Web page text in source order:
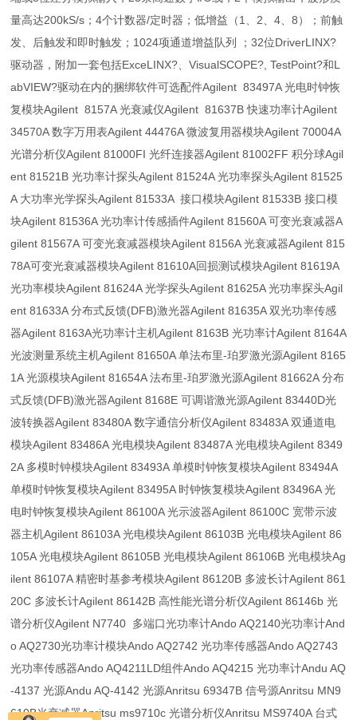
量高达200kS/s；4个计数器/定时器；低增益（1、2、4、8）；前触
发、后触发和即时触发；1024项通道增益队列 ；32位DriverLINX?
驱动器，附加一套包括ExceLINX?、VisualSCOPE?, TestPoint?和L
abVIEW?驱动在内的捆绑软件可选配件Agilent 83497A 光电时钟恢
复模块Agilent 8157A 光衰减仪Agilent 81637B 快速功率计Agilent
34570A 数字万用表Agilent 44476A 微波复用器模块Agilent 70004A
光谱分析仪Agilent 81000FI 光纤连接器Agilent 81002FF 积分球Agil
ent 81521B 光功率计探头Agilent 81524A 光功率探头Agilent 81525
A 大功率光学探头Agilent 81533A 接口模块Agilent 81533B 接口模
块Agilent 81536A 光功率计传感插件Agilent 81560A 可变光衰减器A
gilent 81567A 可变光衰减器模块Agilent 8156A 光衰减器Agilent 815
78A可变光衰减器模块Agilent 81610A回损测试模块Agilent 81619A
光功率模块Agilent 81624A 光学探头Agilent 81625A 光功率探头Agil
ent 81633A 分布式反馈(DFB)激光器Agilent 81635A 双光功率传感
器Agilent 8163A光功率计主机Agilent 8163B 光功率计Agilent 8164A
光波测量系统主机Agilent 81650A 单法布里-珀罗激光源Agilent 8165
1A 光源模块Agilent 81654A 法布里-珀罗激光源Agilent 81662A 分布
式反馈(DFB)激光器Agilent 8168E 可调谐激光源Agilent 83440D光
波转换器Agilent 83480A 数字通信分析仪Agilent 83483A 双通道电
模块Agilent 83486A 光电模块Agilent 83487A 光电模块Agilent 8349
2A 多模时钟模块Agilent 83493A 单模时钟恢复模块Agilent 83494A
单模时钟恢复模块Agilent 83495A 时钟恢复模块Agilent 83496A 光
电时钟恢复模块Agilent 86100A 光示波器Agilent 86100C 宽带示波
器主机Agilent 86103A 光电模块Agilent 86103B 光电模块Agilent 86
105A 光电模块Agilent 86105B 光电模块Agilent 86106B 光电模块Ag
ilent 86107A 精密时基参考模块Agilent 86120B 多波长计Agilent 861
20C 多波长计Agilent 86142B 高性能光谱分析仪Agilent 86146b 光
谱分析仪Agilent N7740 多端口光功率计Ando AQ2140光功率计And
o AQ2730光功率计模块Ando AQ2742 光功率传感器Ando AQ2743
光功率传感器Ando AQ4211LD组件Ando AQ4215 光功率计Andu AQ
-4137 光源Andu AQ-4142 光源Anritsu 69347B 信号源Anritsu MN9
610B光衰减器Anritsu ms9710c 光谱分析仪Anritsu MS9740A 台式